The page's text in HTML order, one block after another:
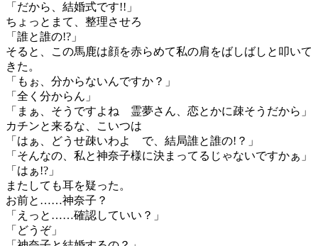
「だから、結婚式です!!」
ちょっとまて、整理させろ
「誰と誰の!?」
そると、この馬鹿は顔を赤らめて私の肩をばしばしと叩いて
きた。
「もぉ、分からないんですか？」
「全く分からん」
「まぁ、そうですよね 霊夢さん、恋とかに疎そうだから」
カチンと来るな、こいつは
「はぁ、どうせ疎いわよ で、結局誰と誰の!？」
「そんなの、私と神奈子様に決まってるじゃないですかぁ」
「はぁ!?」
またしても耳を疑った。
お前と……神奈子？
「えっと……確認していい？」
「どうぞ」